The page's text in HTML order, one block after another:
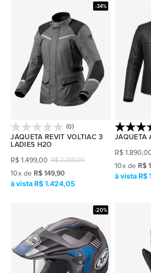
-34%
(0)
JAQUETA REVIT VOLTIAC 3
LADIES H2O
R$ 2.299,00
R$ 1.499,00
10x de R$ 149,90
R$ 1.424,05
JAQUETA
R$
10x de R$
R$
-20%